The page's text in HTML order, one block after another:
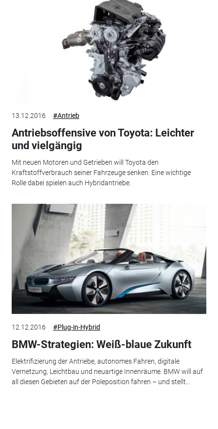
13.12.2016 #Antrieb
Antriebsoffensive von Toyota: Leichter
und vielgängig
Mit neuen Motoren und Getrieben will Toyota den
Kraftstoffverbrauch seiner Fahrzeuge senken. Eine wichtige
Rolle dabei spielen auch Hybridantriebe.
12.12.2016 #Plug-in-Hybrid
BMW-Strategien: Weiß-blaue Zukunft
Elektrifizierung der Antriebe, autonomes Fahren, digitale
Vernetzung, Leichtbau und neuartige Innenräume. BMW will auf
all diesen Gebieten auf der Poleposition fahren – und stellt...